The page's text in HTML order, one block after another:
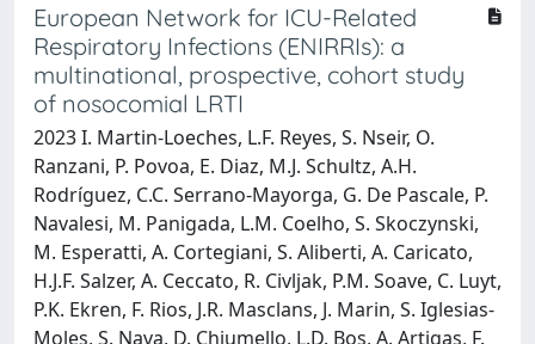
European Network for ICU-Related
Respiratory Infections (ENIRRIs): a
multinational, prospective, cohort study
of nosocomial LRTI
2023 I. Martin-Loeches, L.F. Reyes, S. Nseir, O.
Ranzani, P. Povoa, E. Diaz, M.J. Schultz, A.H.
Rodríguez, C.C. Serrano-Mayorga, G. De Pascale, P.
Navalesi, M. Panigada, L.M. Coelho, S. Skoczynski,
M. Esperatti, A. Cortegiani, S. Aliberti, A. Caricato,
H.J.F. Salzer, A. Ceccato, R. Civljak, P.M. Soave, C. Luyt,
P.K. Ekren, F. Rios, J.R. Masclans, J. Marin, S. Iglesias-
Moles, S. Nava, D. Chiumello, L.D. Bos, A. Artigas, F.